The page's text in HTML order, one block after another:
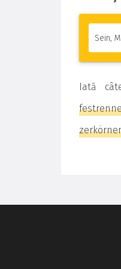
Iată